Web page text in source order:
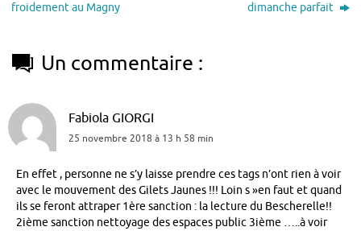
froidement au Magny
dimanche parfait
Un commentaire :
Fabiola GIORGI
25 novembre 2018 à 13 h 58 min
En effet , personne ne s’y laisse prendre ces tags n’ont rien à voir
avec le mouvement des Gilets Jaunes !!! Loin s »en faut et quand
ils se feront attraper 1ère sanction : la lecture du Bescherelle!!
2ième sanction nettoyage des espaces public 3ième …..à voir